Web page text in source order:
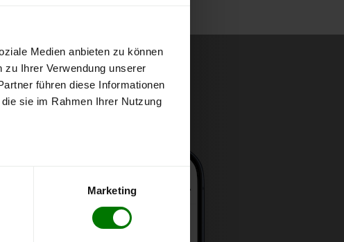
Medien anbieten zu können
zu Ihrer Verwendung unserer
führen diese Informationen
sie im Rahmen Ihrer Nutzung
Marketing